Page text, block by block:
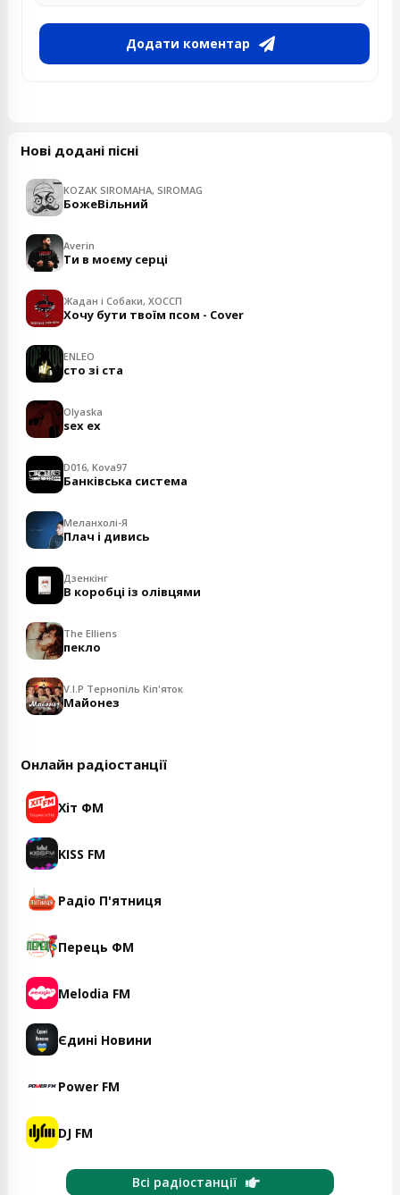
Додати коментар
Нові додані пісні
KOZAK SIROMAHA, SIROMAG
БожеВільний
Averin
Ти в моєму серці
Жадан і Собаки, ХОССП
Хочу бути твоїм псом - Cover
ENLEO
сто зі ста
Olyaska
sex ex
D016, Kova97
Банківська система
Меланхолі-Я
Плач і дивись
Дзенкінг
В коробці із олівцями
The Elliens
пекло
V.I.P Тернопіль Кіп'яток
Майонез
Онлайн радіостанції
Хіт ФМ
KISS FM
Радіо П'ятниця
Перець ФМ
Melodia FM
Єдині Новини
Power FM
DJ FM
Всі радіостанції